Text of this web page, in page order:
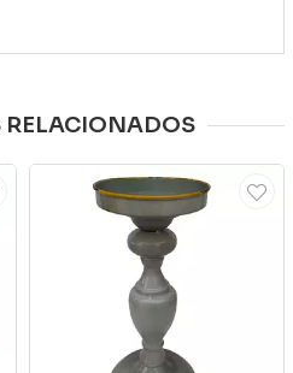
RELACIONADOS